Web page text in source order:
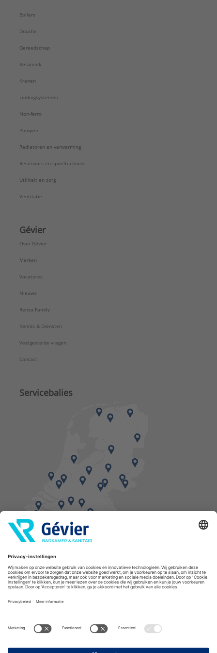
Boilers
Douche
Gereedschap
Keramiek
Kranen
Leidingsystemen
Non-ferro
Pompen
Radiatoren en verwarming
Reservoirs en spoeltechniek
Utiliteit en zorg
Ventilatie
Gévier
Over Gévier
Merken
Vacatures
Nieuws
Rensa Family
Kennis & Diensten
Veelgestelde vragen
Contact
Servicebalies
Vind een balie in de buurt
* Bestellingen geplaatst in het weekend worden, mits voorradig, dinsdag geleverd.
Cookies
Algemene voorwaarden